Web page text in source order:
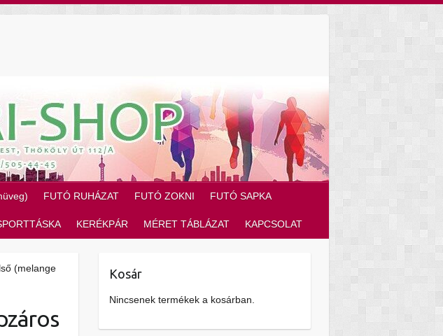
FUTÓ RUHÁZAT FUTÓ ZOKNI FUTÓ SAPKA
KERÉKPÁR MÉRET TÁBLÁZAT KAPCSOLAT
(melange
Kosár
Nincsenek termékek a kosárban.